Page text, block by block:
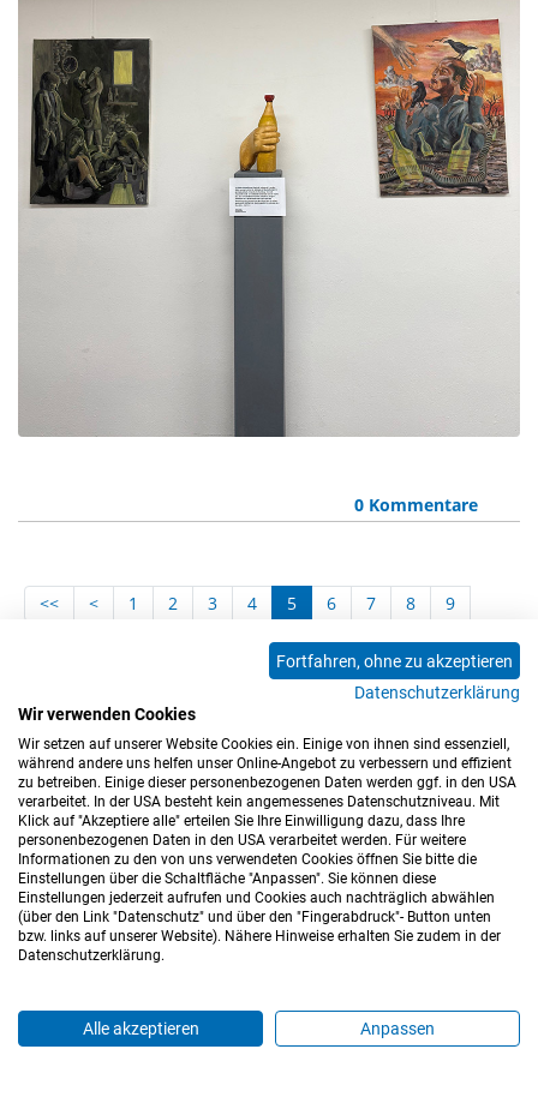
0 Kommentare
<< < 1 2 3 4 5 6 7 8
9
15 16 17
18
24 25 26
27
28
29 30 31
37
> >>
Impressum Datenschutz Barrierefreiheitserklärung
Hinweisgeberkanal Blog Mitarbeiter*innen
Fortfahren, ohne zu akzeptieren
Datenschutzerklärung
Wir verwenden Cookies
Wir setzen auf unserer Website Cookies ein. Einige von ihnen sind essenziell,
während andere uns helfen unser Online-Angebot zu verbessern und effizient
zu betreiben. Einige dieser personenbezogenen Daten werden ggf. in den USA
verarbeitet. In der USA besteht kein angemessenes Datenschutzniveau. Mit
Klick auf "Akzeptiere alle" erteilen Sie Ihre Einwilligung dazu, dass Ihre
personenbezogenen Daten in den USA verarbeitet werden. Für weitere
Informationen zu den von uns verwendeten Cookies öffnen Sie bitte die
Einstellungen über die Schaltfläche "Anpassen". Sie können diese
Einstellungen jederzeit aufrufen und Cookies auch nachträglich abwählen
(über den Link "Datenschutz" und über den "Fingerabdruck"- Button unten
bzw. links auf unserer Website). Nähere Hinweise erhalten Sie zudem in der
Datenschutzerklärung.
Alle akzeptieren Anpassen